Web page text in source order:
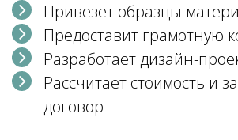
Привезет образцы
Предоставит грамотную
Разработает дизайн-
Рассчитает стоимость и
договор